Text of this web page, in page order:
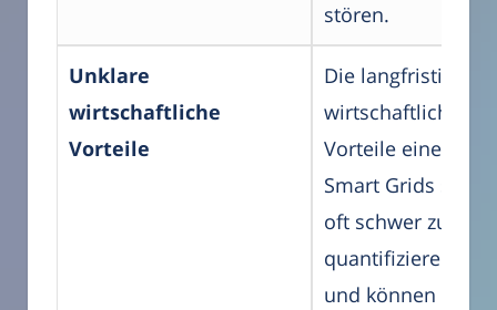
stören.
Unklare
wirtschaftliche
Vorteile
Die langfristigen
wirtschaftlichen
Vorteile eines
Smart Grids sind
oft schwer zu
quantifizieren
und können